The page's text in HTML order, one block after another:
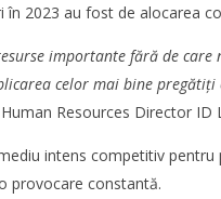
2023 au fost de alocarea
importante fără de care
celor mai bine
Resources Director ID
intens competitiv
provocare constantă.